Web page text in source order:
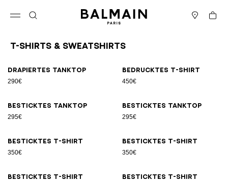
T-Shirts & Sweatshirts
Drapiertes Tanktop
290€
Bedrucktes T-Shirt
450€
Besticktes Tanktop
295€
Besticktes Tanktop
295€
Besticktes T-Shirt
350€
Besticktes T-Shirt
350€
Besticktes T-Shirt Besticktes T-Shirt